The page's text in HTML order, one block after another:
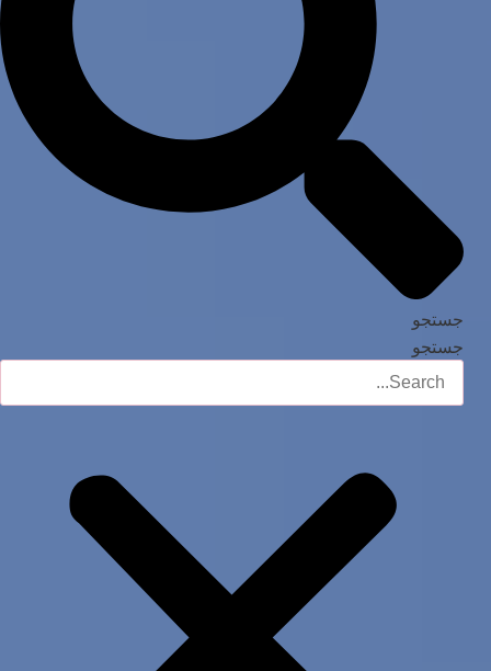
جستجو
جستجو